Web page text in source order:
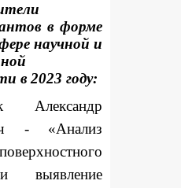
в форме
научной и
в 2023 году:
Александр
- «Анализ
выявление